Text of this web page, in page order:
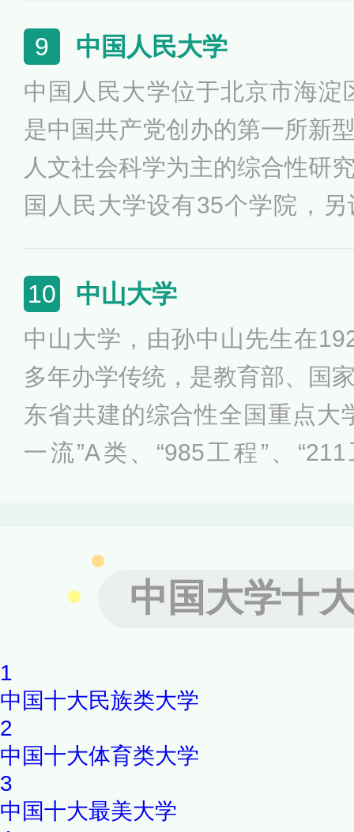
高等研究院、上海研究院、北
究院等。科大培养了大批德才
了一系列举世瞩目的科研成果
作出了重要贡献。
9 中国人民大学
中国人民大学位于北京市海淀
是中国共产党创办的第一所新
人文社会科学为主的综合性研
国人民大学设有35个学院，
学位学科点193个，博士学位
本科教育为基础、研究生教育
助的全方位、多层次的办学格
科、精干的理工科”的学科发展
10 中山大学
中山大学，由孙中山先生在
多年办学传统，是教育部、国
东省共建的综合性全国重点大
一流”A类、“985工程”、
国家建设高水平大学公派研究
试验区研究院联盟、粤港澳高
中国大学十
1
中国十大民族类大学
2
中国十大体育类大学
3
中国十大最美大学